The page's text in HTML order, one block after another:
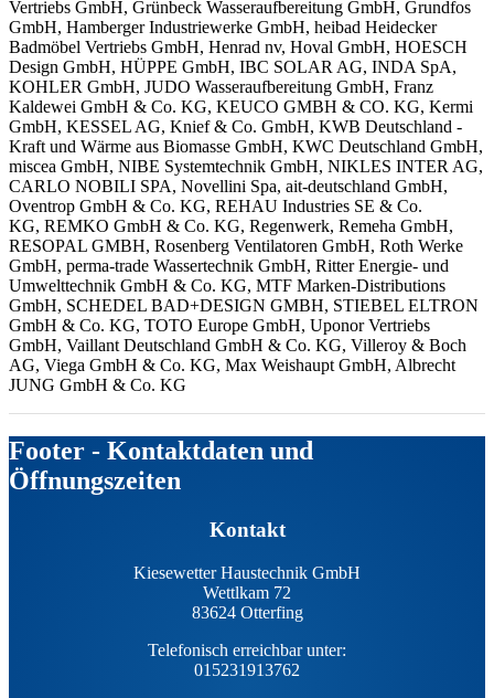
Vertriebs GmbH, Grünbeck Wasseraufbereitung GmbH, Grundfos
GmbH, Hamberger Industriewerke GmbH, heibad Heidecker
Badmöbel Vertriebs GmbH, Henrad nv, Hoval GmbH, HOESCH
Design GmbH, HÜPPE GmbH, IBC SOLAR AG, INDA SpA,
KOHLER GmbH, JUDO Wasseraufbereitung GmbH, Franz
Kaldewei GmbH & Co. KG, KEUCO GMBH & CO. KG, Kermi
GmbH, KESSEL AG, Knief & Co. GmbH, KWB Deutschland -
Kraft und Wärme aus Biomasse GmbH, KWC Deutschland GmbH,
miscea GmbH, NIBE Systemtechnik GmbH, NIKLES INTER AG,
CARLO NOBILI SPA, Novellini Spa, ait-deutschland GmbH,
Oventrop GmbH & Co. KG, REHAU Industries SE & Co.
KG, REMKO GmbH & Co. KG, Regenwerk, Remeha GmbH,
RESOPAL GMBH, Rosenberg Ventilatoren GmbH, Roth Werke
GmbH, perma-trade Wassertechnik GmbH, Ritter Energie- und
Umwelttechnik GmbH & Co. KG, MTF Marken-Distributions
GmbH, SCHEDEL BAD+DESIGN GMBH, STIEBEL ELTRON
GmbH & Co. KG, TOTO Europe GmbH, Uponor Vertriebs
GmbH, Vaillant Deutschland GmbH & Co. KG, Villeroy & Boch
AG, Viega GmbH & Co. KG, Max Weishaupt GmbH, Albrecht
JUNG GmbH & Co. KG
Footer - Kontaktdaten und
Öffnungszeiten
Kontakt
Kiesewetter Haustechnik GmbH
Wettlkam 72
83624 Otterfing
Telefonisch erreichbar unter:
015231913762